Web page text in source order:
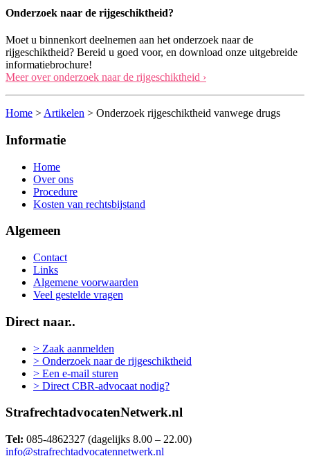
Onderzoek naar de rijgeschiktheid?
Moet u binnenkort deelnemen aan het onderzoek naar de
rijgeschiktheid? Bereid u goed voor, en download onze uitgebreide
informatiebrochure!
Meer over onderzoek naar de rijgeschiktheid ›
Home > Artikelen > Onderzoek rijgeschiktheid vanwege drugs
Informatie
Home
Over ons
Procedure
Kosten van rechtsbijstand
Algemeen
Contact
Links
Algemene voorwaarden
Veel gestelde vragen
Direct naar..
> Zaak aanmelden
> Onderzoek naar de rijgeschiktheid
> Een e-mail sturen
> Direct CBR-advocaat nodig?
StrafrechtadvocatenNetwerk.nl
Tel: 085-4862327 (dagelijks 8.00 – 22.00)
info@strafrechtadvocatennetwerk.nl